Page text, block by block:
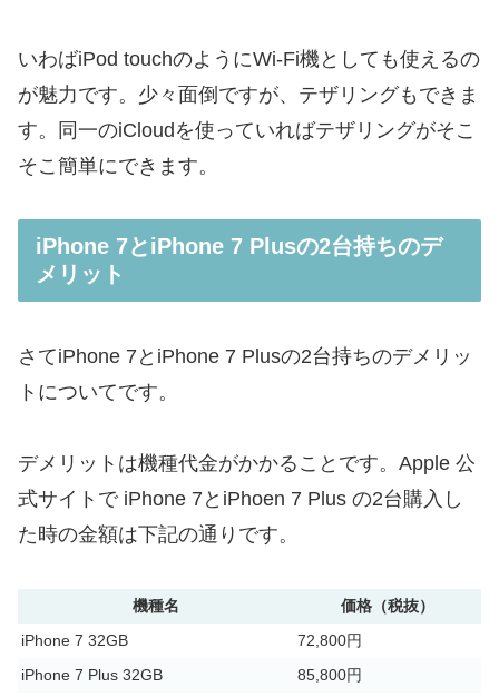
いわばiPod touchのようにWi-Fi機としても使えるの
が魅力です。少々面倒ですが、テザリングもできま
す。同一のiCloudを使っていればテザリングがそこ
そこ簡単にできます。
iPhone 7とiPhone 7 Plusの2台持ちのデ
メリット
さてiPhone 7とiPhone 7 Plusの2台持ちのデメリッ
トについてです。
デメリットは機種代金がかかることです。Apple 公
式サイトで iPhone 7とiPhoen 7 Plus の2台購入し
た時の金額は下記の通りです。
機種名
価格（税抜）
iPhone 7 32GB
72,800円
iPhone 7 Plus 32GB
85,800円